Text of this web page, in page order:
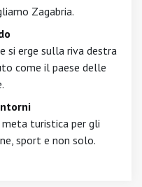
Zagabria.
si erge sulla riva destra
come il paese delle
meta turistica per gli
sport e non solo.